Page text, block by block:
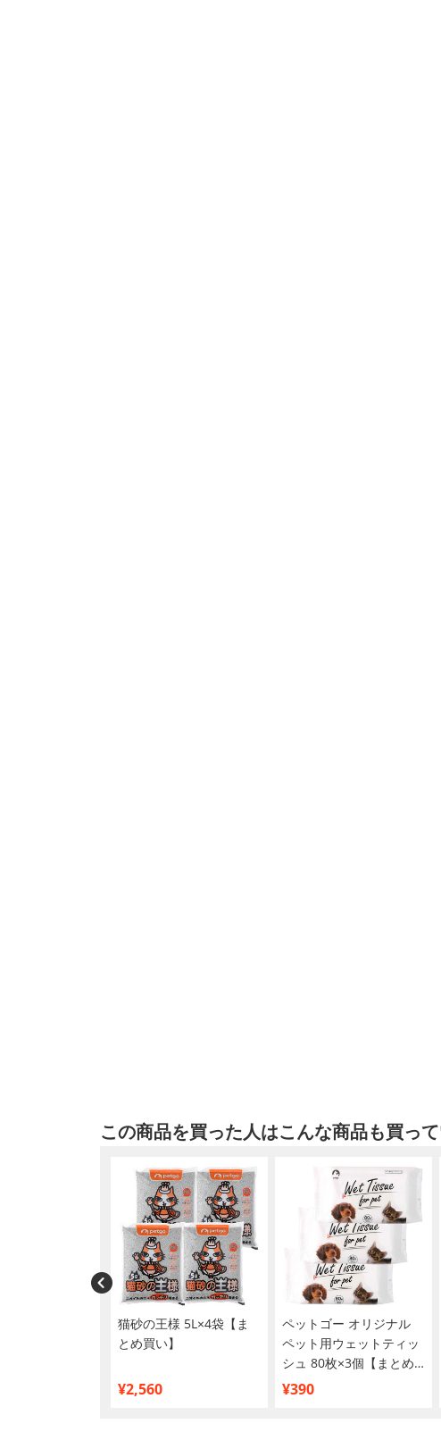
この商品を買った人はこんな商品も買っ
猫砂の王様 5L×4袋【ま
とめ買い】
¥2,560
ペットゴー オリジナル
ペット用ウェットティッ
シュ 80枚×3個【まとめ
買い】
¥390